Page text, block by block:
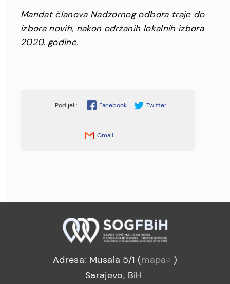
Mandat članova Nadzornog odbora traje do
izbora novih, nakon održanih lokalnih izbora
2020. godine.
Facebook Twitter
Gmail
Adresa: Musala 5/1 (mapa
)
Sarajevo, BiH